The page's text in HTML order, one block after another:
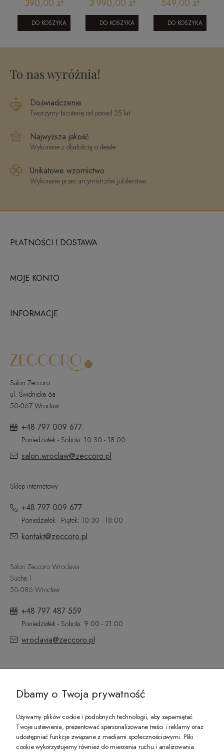
1580513M
390,00 zł
DO KOSZYKA
70 mm
3 990,00 zł
DO KOSZYKA
krzyżyk
fasetowany z
wizerunkiem
549,00 zł
DO KOSZYKA
To nas wyróżnia!
Doświadczenie
Tworzymy biżuterię od ponad 25 lat
Najwyższa jakość
Wykonane z dbałością o detale
Unikatowe wzornictwo
Wykonane przez arcymistrzów jubilerstwa
PŁATNOŚCI I DOSTAWA
MOJE KONTO
INFORMACJE
Salon Zeccoro
ul. Świdnicka 6a
50-067 Wrocław
+48 797 009 677
Poniedziałek - Sobota: 10:30 - 18:00
salon.wroclaw@zeccoro.pl
Sklep internetowy
+48 797 009 677
Poniedziałek - Piątek: 10:30 - 18:00
kontakt@zeccoro.pl
Salon Zeccoro Wroclavia
Sucha 1
50-086 Wrocław
+48 797 487 559
Poniedziałek - Sobota: 9:00 - 21:00
wroclavia@zeccoro.pl
PREZENT DLA CIEBIE!
Dbamy o Twoja prywatność
Używamy plików cookie i podobnych technologii, aby zapamiętać
Twoje ustawienia, prezentować spersonalizowane treści i reklamy oraz
udostępniać funkcje związane z mediami społecznościowymi. Pliki
cookie wykorzystujemy również do mierzenia ruchu i analizowania